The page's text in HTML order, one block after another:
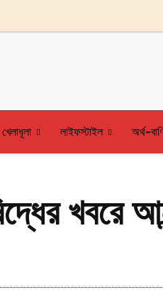
খেলাধূলা লাইফস্টাইল অর্থ-
খবরে